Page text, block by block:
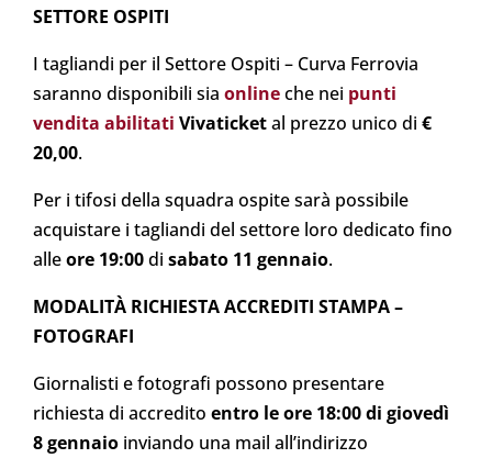
SETTORE OSPITI
I tagliandi per il Settore Ospiti – Curva Ferrovia
saranno disponibili sia onlineche nei punti
vendita abilitati Vivaticketal prezzo unico di €
20,00.
Per i tifosi della squadra ospite sarà possibile
acquistare i tagliandi del settore loro dedicato fino
alleore 19:00di sabato 11 gennaio.
MODALITÀ RICHIESTA ACCREDITI STAMPA –
FOTOGRAFI
Giornalisti e fotografi possono presentare
richiesta di accredito entro le ore 18:00 di giovedì
8 gennaio inviando una mail all’indirizzo